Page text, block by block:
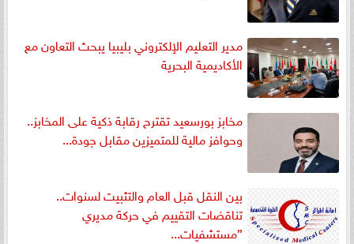
مدير التعليم الإلكتروني بليبيا يبحث التعاون مع
الأكاديمية البحرية
مخابز بورسعيد تقترح رقابة ذكية على المخابز..
وحوافز مالية للمتميزين مقابل جودة...
بين النقل قبل العام والتثبيت لسنوات..
تناقضات التقييم في حركة مديري
”مستشفيات...